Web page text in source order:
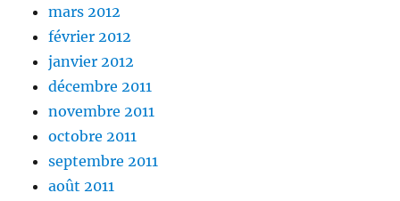
mars 2012
février 2012
janvier 2012
décembre 2011
novembre 2011
octobre 2011
septembre 2011
août 2011